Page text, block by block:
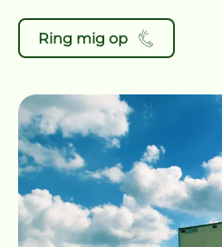
Ring mig op